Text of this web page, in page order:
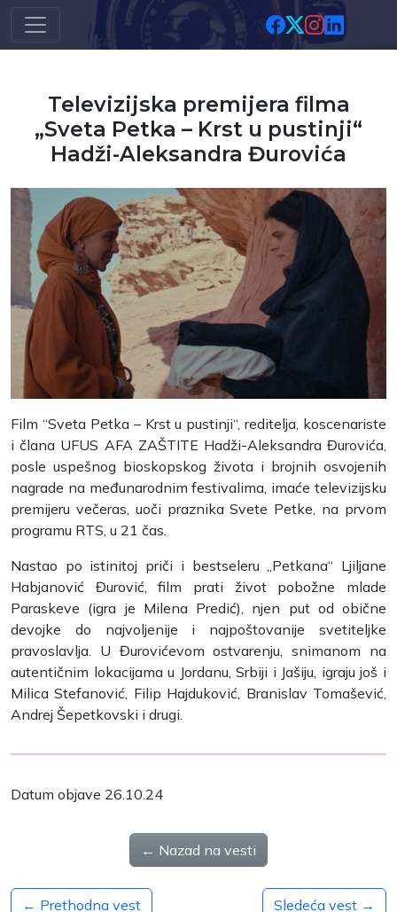
Skip to main content
Televizijska premijera filma
„Sveta Petka – Krst u pustinji“
Hadži-Aleksandra Đurovića
Film “Sveta Petka – Krst u pustinji“, reditelja, koscenariste
i člana UFUS AFA ZAŠTITE Hadži-Aleksandra Đurovića,
posle uspešnog bioskopskog života i brojnih osvojenih
nagrade na međunarodnim festivalima, imaće televizijsku
premijeru večeras, uoči praznika Svete Petke, na prvom
programu RTS, u 21 čas.
Nastao po istinitoj priči i bestseleru „Petkana“ Ljiljane
Habjanović Đurović, film prati život pobožne mlade
Paraskeve (igra je Milena Predić), njen put od obične
devojke do najvoljenije i najpoštovanije svetiteljke
pravoslavlja. U Đurovićevom ostvarenju, snimanom na
autentičnim lokacijama u Jordanu, Srbiji i Jašiju, igraju još i
Milica Stefanović, Filip Hajduković, Branislav Tomašević,
Andrej Šepetkovski i drugi.
Datum objave 26.10.24
← Nazad na vesti
← Prethodna vest Sledeća vest →